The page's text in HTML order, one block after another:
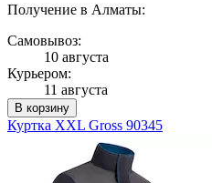
Получение в Алматы:
Самовывоз:
10 августа
Курьером:
11 августа
В корзину
Куртка XXL Gross 90345